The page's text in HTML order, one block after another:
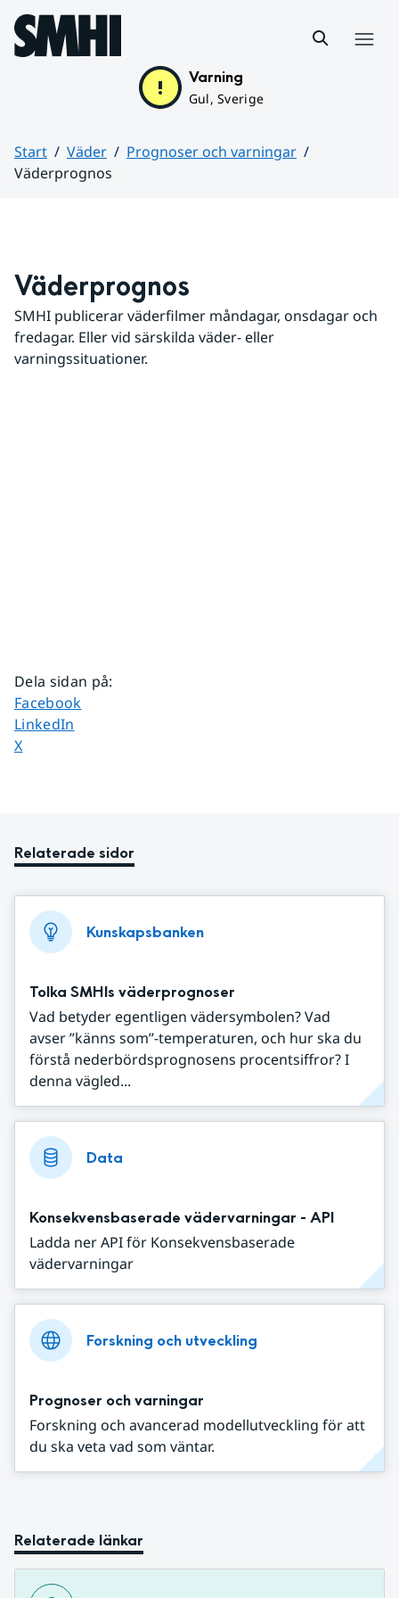
Hoppa till sidans innehåll
Varning
Gul, Sverige
Start Väder
Prognoser och varningar
Väderprognos
Väderprognos
SMHI publicerar väderfilmer måndagar, onsdagar och
fredagar. Eller vid särskilda väder- eller
varningssituationer.
Dela sidan på:
Dela sidan på
Facebook
Dela sidan på
LinkedIn
Dela sidan på
X
Relaterade sidor
Kunskapsbanken
Tolka SMHIs väderprognoser
Vad betyder egentligen vädersymbolen? Vad
avser ”känns som”-temperaturen, och hur ska du
förstå nederbördsprognosens procentsiffror? I
denna vägled...
Data
Konsekvensbaserade vädervarningar - API
Ladda ner API för Konsekvensbaserade
vädervarningar
Forskning och utveckling
Prognoser och varningar
Forskning och avancerad modellutveckling för att
du ska veta vad som väntar.
Relaterade länkar